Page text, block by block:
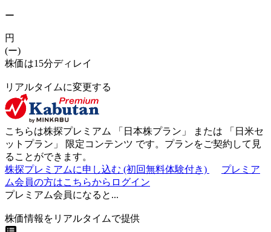
ー
円
(ー)
株価は15分ディレイ
リアルタイムに変更する
こちらは株探プレミアム 「 日本株プラン 」 または 「 日米セ
ットプラン 」 限定コンテンツ です。プランをご契約して見
ることができます。
株探プレミアムに申し込む (初回無料体験付き)
プレミア
ム会員の方はこちらからログイン
プレミアム会員になると...
株価情報をリアルタイムで提供